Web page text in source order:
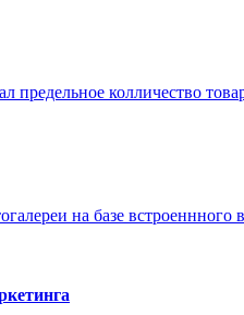
предельное колличество
на базе встроеннного